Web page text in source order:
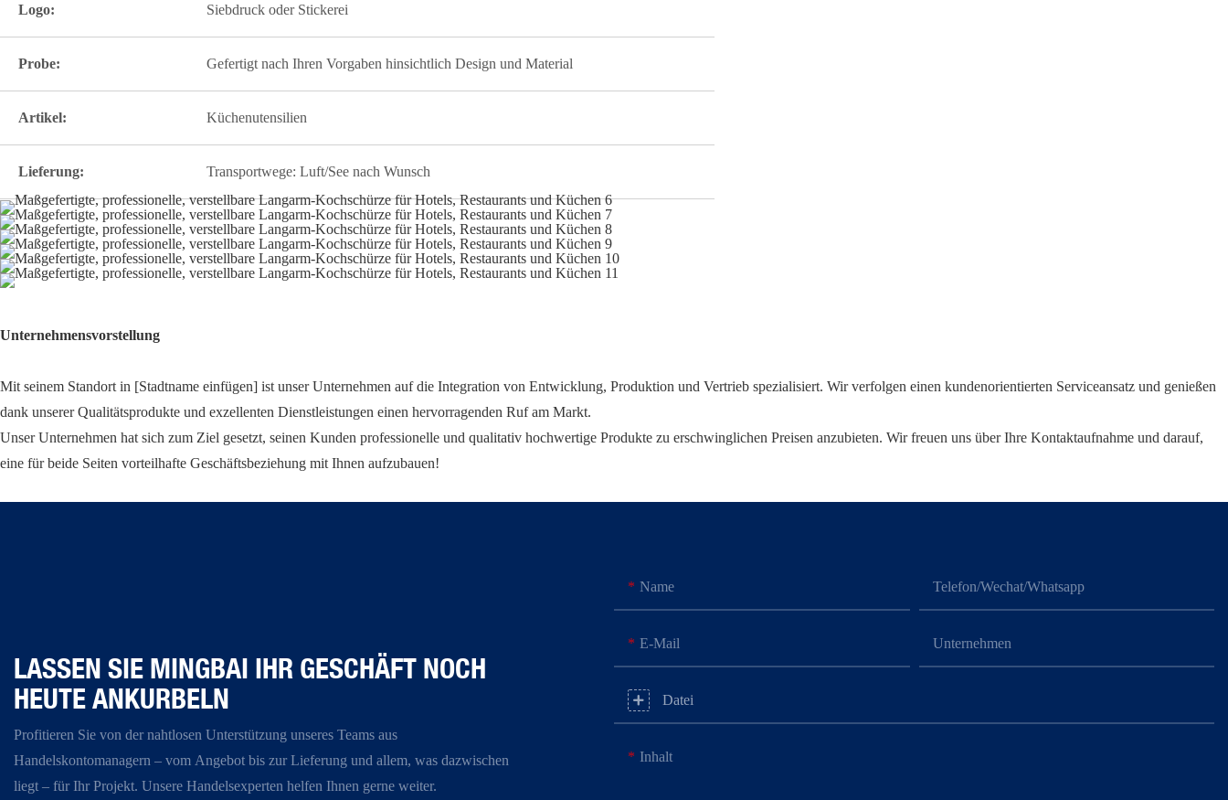
Logo: Siebdruck oder Stickerei
Probe: Gefertigt nach Ihren Vorgaben hinsichtlich Design und Material
Artikel: Küchenutensilien
Lieferung: Transportwege: Luft/See nach Wunsch
Unternehmensvorstellung
Mit seinem Standort in [Stadtname einfügen] ist unser Unternehmen auf die Integration von Entwicklung, Produktion und Vertrieb spezialisiert. Wir verfolgen einen kundenorientierten Serviceansatz und genießen
dank unserer Qualitätsprodukte und exzellenten Dienstleistungen einen hervorragenden Ruf am Markt.
Unser Unternehmen hat sich zum Ziel gesetzt, seinen Kunden professionelle und qualitativ hochwertige Produkte zu erschwinglichen Preisen anzubieten. Wir freuen uns über Ihre Kontaktaufnahme und darauf,
eine für beide Seiten vorteilhafte Geschäftsbeziehung mit Ihnen aufzubauen!
LASSEN SIE MINGBAI IHR GESCHÄFT NOCH
HEUTE ANKURBELN
Profitieren Sie von der nahtlosen Unterstützung unseres Teams aus
Handelskontomanagern – vom Angebot bis zur Lieferung und allem, was dazwischen
liegt – für Ihr Projekt. Unsere Handelsexperten helfen Ihnen gerne weiter.
Name Telefon/Wechat/Whatsapp
E-Mail Unternehmen
Datei
Inhalt